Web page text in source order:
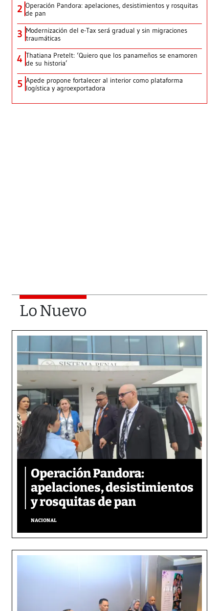
2 Operación Pandora: apelaciones, desistimientos y rosquitas
de pan
3 Modernización del e-Tax será gradual y sin migraciones
traumáticas
4 Thatiana Pretelt: ‘Quiero que los panameños se enamoren
de su historia’
5 Apede propone fortalecer al interior como plataforma
logística y agroexportadora
Lo Nuevo
Operación Pandora:
apelaciones, desistimientos
y rosquitas de pan
NACIONAL